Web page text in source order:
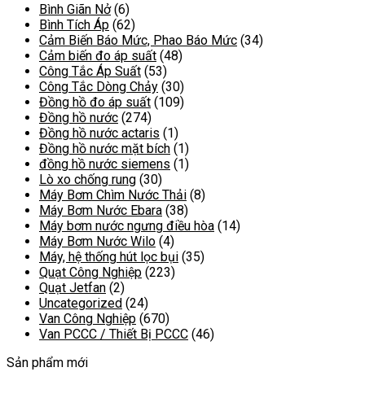
Bình Giãn Nở (6)
Bình Tích Áp (62)
Cảm Biến Báo Mức, Phao Báo Mức (34)
Cảm biến đo áp suất (48)
Công Tắc Áp Suất (53)
Công Tắc Dòng Chảy (30)
Đồng hồ đo áp suất (109)
Đồng hồ nước (274)
Đồng hồ nước actaris (1)
Đồng hồ nước mặt bích (1)
đồng hồ nước siemens (1)
Lò xo chống rung (30)
Máy Bơm Chìm Nước Thải (8)
Máy Bơm Nước Ebara (38)
Máy bơm nước ngưng điều hòa (14)
Máy Bơm Nước Wilo (4)
Máy, hệ thống hút lọc bụi (35)
Quạt Công Nghiệp (223)
Quạt Jetfan (2)
Uncategorized (24)
Van Công Nghiệp (670)
Van PCCC / Thiết Bị PCCC (46)
Sản phẩm mới